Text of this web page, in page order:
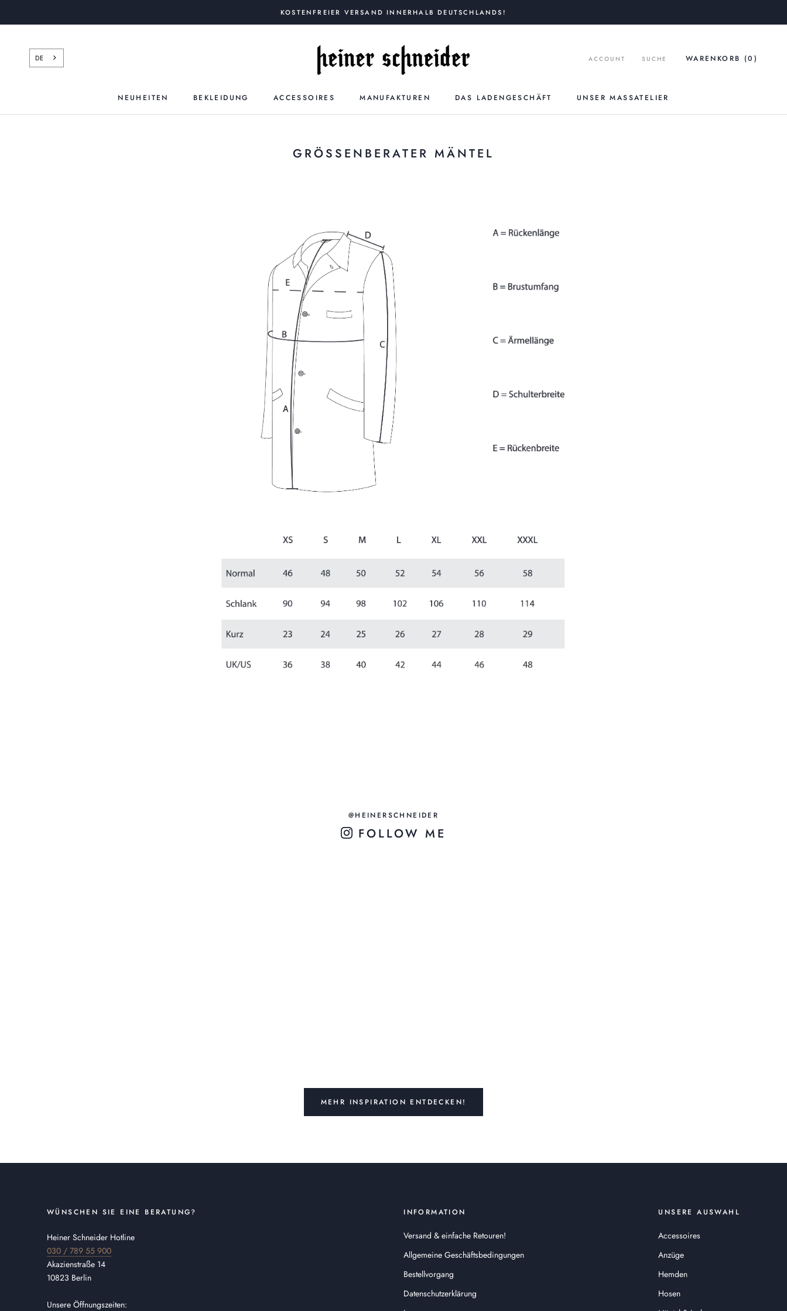
KOSTENFREIER VERSAND INNERHALB DEUTSCHLANDS!
NEUHEITEN
BEKLEIDUNG ACCESSOIRES MANUFAKTUREN DAS LADENGESCHÄFT
UNSER MASSATELIER
DE ACCOUNT SUCHE WARENKORB (0 )
GRÖSSENBERATER MÄNTEL
@HEINERSCHNEIDER
FOLLOW ME
MEHR INSPIRATION ENTDECKEN!
WÜNSCHEN SIE EINE BERATUNG?
Heiner Schneider Hotline
030 / 789 55 900
Akazienstraße 14
10823 Berlin
Unsere Öffnungszeiten:
INFORMATION
Versand & einfache Retouren!
Allgemeine Geschäftsbedingungen
Bestellvorgang
Datenschutzerklärung
UNSERE AUSWAHL
Accessoires
Anzüge
Hemden
Hosen